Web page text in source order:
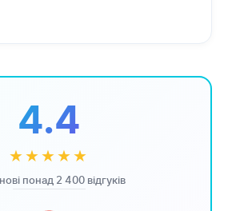
4.4
★★★★★
понад 2 400 відгуків